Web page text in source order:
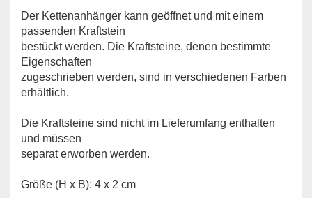
Der Kettenanhänger kann geöffnet und mit einem
passenden Kraftstein
bestückt werden. Die Kraftsteine, denen bestimmte
Eigenschaften
zugeschrieben werden, sind in verschiedenen Farben
erhältlich.
Die Kraftsteine sind nicht im Lieferumfang enthalten
und müssen
separat erworben werden.
Größe (H x B): 4 x 2 cm